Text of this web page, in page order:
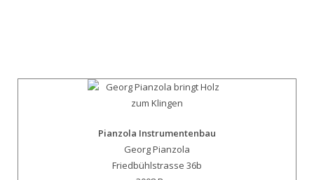
Pianzola Instrumentenbau
Georg Pianzola
Friedbühlstrasse 36b